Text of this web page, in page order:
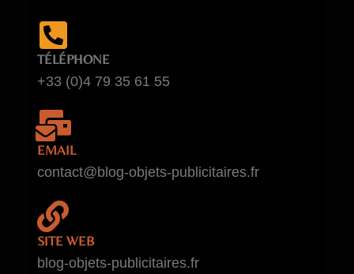
TÉLÉPHONE
+33 (0)4 79 35 61 55
EMAIL
contact@blog-objets-publicitaires.fr
SITE WEB
blog-objets-publicitaires.fr